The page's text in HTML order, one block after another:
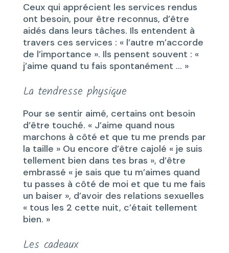
Ceux qui apprécient les services rendus
ont besoin, pour être reconnus, d’être
aidés dans leurs tâches. Ils entendent à
travers ces services : « l’autre m’accorde
de l’importance ». Ils pensent souvent : «
j’aime quand tu fais spontanément … »
La tendresse physique
Pour se sentir aimé, certains ont besoin
d’être touché. « J’aime quand nous
marchons à côté et que tu me prends par
la taille » Ou encore d’être cajolé « je suis
tellement bien dans tes bras », d’être
embrassé « je sais que tu m’aimes quand
tu passes à côté de moi et que tu me fais
un baiser », d’avoir des relations sexuelles
« tous les 2 cette nuit, c’était tellement
bien. »
Les cadeaux